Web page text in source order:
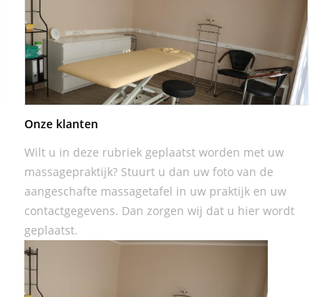
Onze klanten
Wilt u in deze rubriek geplaatst worden met uw
massagepraktijk? Stuurt u dan uw foto van de
aangeschafte massagetafel in uw praktijk en uw
contactgegevens. Dan zorgen wij dat u hier wordt
geplaatst.